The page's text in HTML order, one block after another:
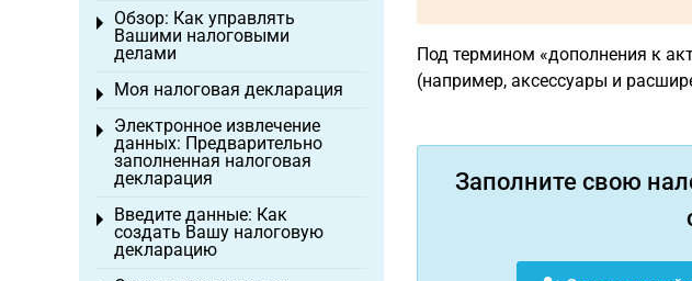
Под термином «дополнения к
(например, аксессуары и
Заполните свою
Обзор: Как управлять
Вашими налоговыми
делами
Toggle menu
Моя налоговая декларация
Toggle menu
Электронное извлечение
данных: Предварительно
заполненная налоговая
декларация
Toggle menu
Введите данные: Как
создать Вашу налоговую
декларацию
Toggle menu